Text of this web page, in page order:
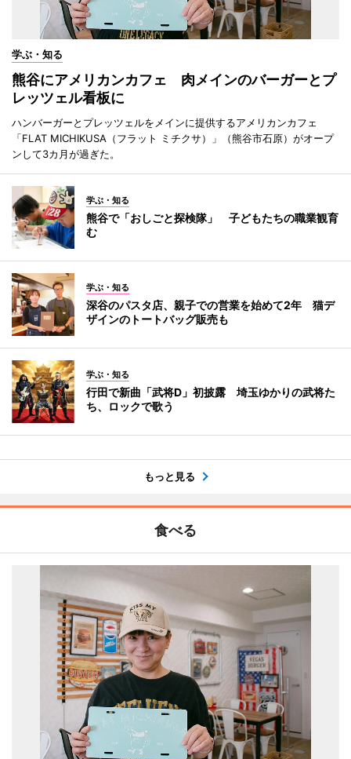
学ぶ・知る
熊谷にアメリカンカフェ 肉メインのバーガーとプ
レッツェル看板に
ハンバーガーとプレッツェルをメインに提供するアメリカンカフェ
「FLAT MICHIKUSA（フラット ミチクサ）」（熊谷市石原）がオープ
ンして3カ月が過ぎた。
学ぶ・知る
熊谷で「おしごと探検隊」 子どもたちの職業観育
む
学ぶ・知る
深谷のパスタ店、親子での営業を始めて2年 猫デ
ザインのトートバッグ販売も
学ぶ・知る
行田で新曲「武将D」初披露 埼玉ゆかりの武将た
ち、ロックで歌う
もっと見る
食べる